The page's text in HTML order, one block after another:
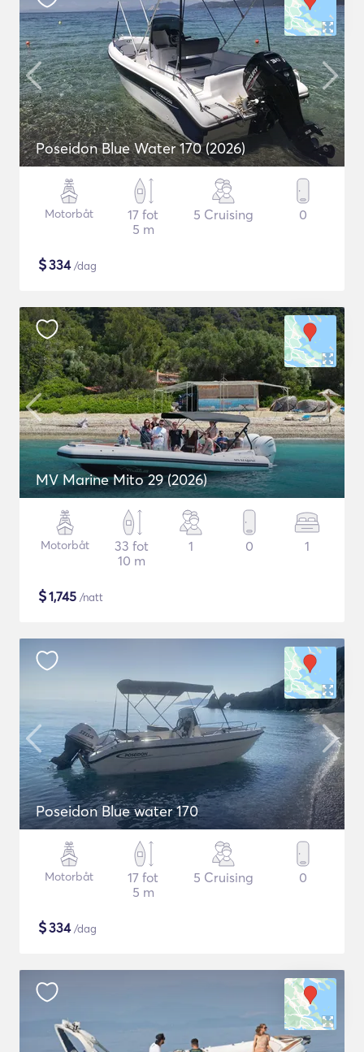
Poseidon Blue Water 170 (2026)
Motorbåt
17 fot
5 m
5 Cruising 0
$334/dag
MV Marine Mito 29 (2026)
Motorbåt
33 fot
10 m
1 0 1
$1,745 /natt
Poseidon Blue water 170
Motorbåt
17 fot
5 m
5 Cruising 0
$334/dag